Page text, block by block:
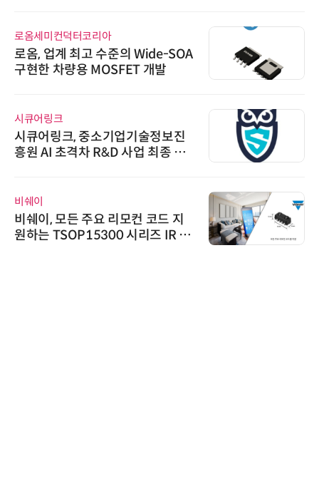
로옴세미컨덕터코리아
로옴, 업계 최고 수준의 Wide-SOA
구현한 차량용 MOSFET 개발
시큐어링크
시큐어링크, 중소기업기술정보진
흥원 AI 초격차 R&D 사업 최종 선
비쉐이
비쉐이, 모든 주요 리모컨 코드 지
원하는 TSOP15300 시리즈 IR 수